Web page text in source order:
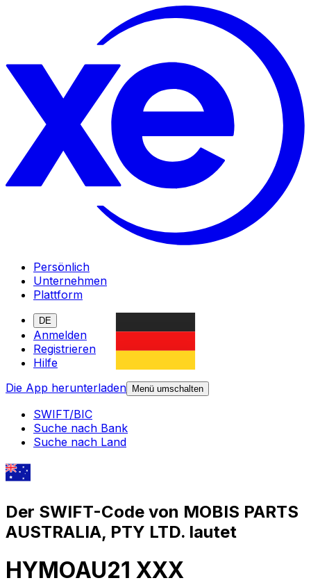
Persönlich
Unternehmen
Plattform
DE
Anmelden
Registrieren
Hilfe
Die App herunterladen
Menü umschalten
SWIFT/BIC
Suche nach Bank
Suche nach Land
Der SWIFT-Code von MOBIS PARTS
AUSTRALIA, PTY LTD. lautet
HYMOAU21 XXX